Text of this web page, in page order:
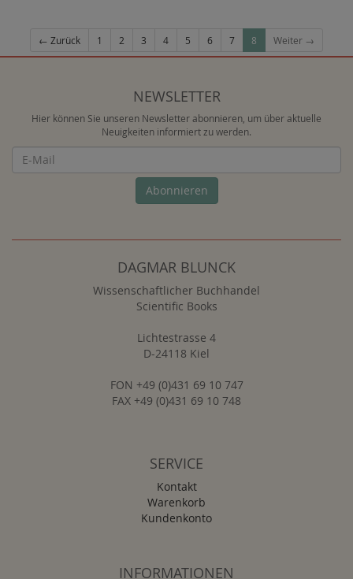
← Zurück 1 2 3 4 5 6 7 8 Weiter →
NEWSLETTER
Hier können Sie unseren Newsletter abonnieren, um über aktuelle
Neuigkeiten informiert zu werden.
Abonnieren
DAGMAR BLUNCK
Wissenschaftlicher Buchhandel
Scientific Books
Lichtestrasse 4
D-24118 Kiel
FON +49 (0)431 69 10 747
FAX +49 (0)431 69 10 748
SERVICE
Kontakt
Warenkorb
Kundenkonto
INFORMATIONEN